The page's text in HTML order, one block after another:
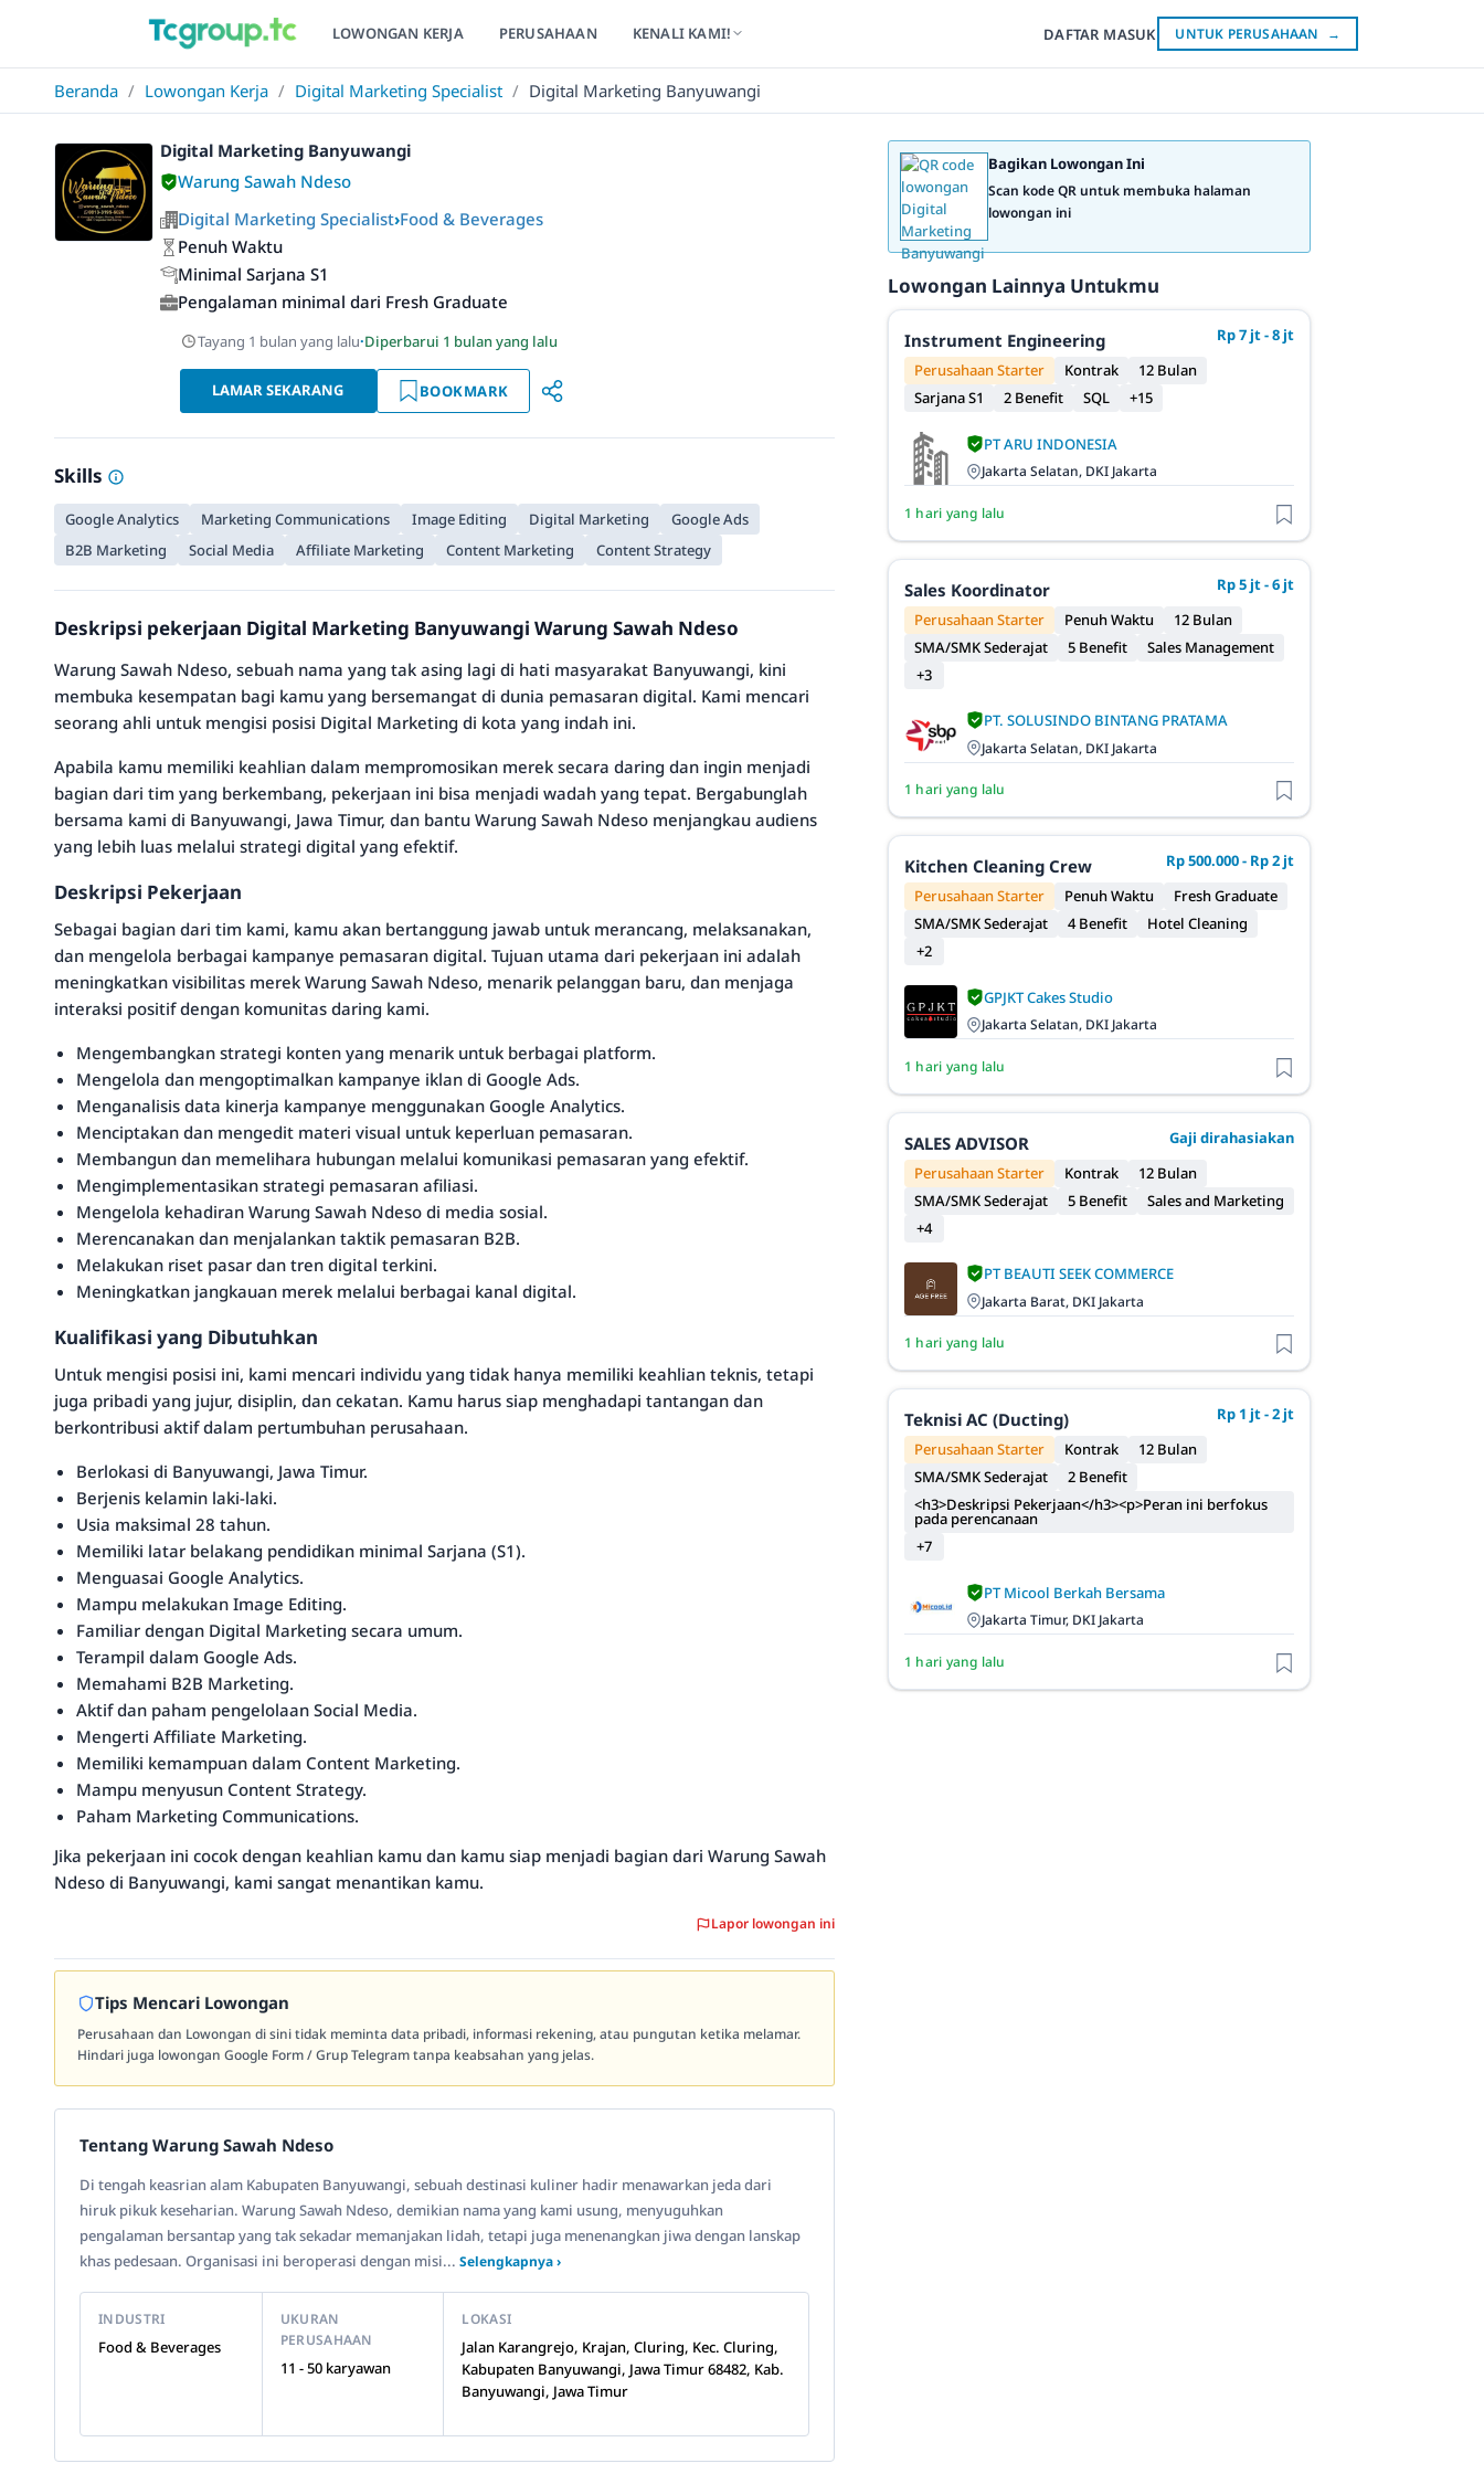
LOWONGAN KERJA PERUSAHAAN KENALI KAMI! DAFTAR MASUK UNTUK PERUSAHAAN →
Beranda / Lowongan Kerja / Digital Marketing Specialist / Digital Marketing Banyuwangi
Digital Marketing Banyuwangi
Warung Sawah Ndeso
Digital Marketing Specialist›Food & Beverages
Penuh Waktu
Minimal Sarjana S1
Pengalaman minimal dari Fresh Graduate
Tayang 1 bulan yang lalu·Diperbarui 1 bulan yang lalu
LAMAR SEKARANG BOOKMARK
Skills
Google Analytics Marketing Communications Image Editing Digital Marketing
Google Ads
B2B Marketing
Social Media Affiliate Marketing Content Marketing Content Strategy
Deskripsi pekerjaan Digital Marketing Banyuwangi Warung Sawah Ndeso
Warung Sawah Ndeso, sebuah nama yang tak asing lagi di hati masyarakat Banyuwangi, kini
membuka kesempatan bagi kamu yang bersemangat di dunia pemasaran digital. Kami mencari
seorang ahli untuk mengisi posisi Digital Marketing di kota yang indah ini.
Apabila kamu memiliki keahlian dalam mempromosikan merek secara daring dan ingin menjadi
bagian dari tim yang berkembang, pekerjaan ini bisa menjadi wadah yang tepat. Bergabunglah
bersama kami di Banyuwangi, Jawa Timur, dan bantu Warung Sawah Ndeso menjangkau audiens
yang lebih luas melalui strategi digital yang efektif.
Deskripsi Pekerjaan
Sebagai bagian dari tim kami, kamu akan bertanggung jawab untuk merancang, melaksanakan,
dan mengelola berbagai kampanye pemasaran digital. Tujuan utama dari pekerjaan ini adalah
meningkatkan visibilitas merek Warung Sawah Ndeso, menarik pelanggan baru, dan menjaga
interaksi positif dengan komunitas daring kami.
Mengembangkan strategi konten yang menarik untuk berbagai platform.
Mengelola dan mengoptimalkan kampanye iklan di Google Ads.
Menganalisis data kinerja kampanye menggunakan Google Analytics.
Menciptakan dan mengedit materi visual untuk keperluan pemasaran.
Membangun dan memelihara hubungan melalui komunikasi pemasaran yang efektif.
Mengimplementasikan strategi pemasaran afiliasi.
Mengelola kehadiran Warung Sawah Ndeso di media sosial.
Merencanakan dan menjalankan taktik pemasaran B2B.
Melakukan riset pasar dan tren digital terkini.
Meningkatkan jangkauan merek melalui berbagai kanal digital.
Kualifikasi yang Dibutuhkan
Untuk mengisi posisi ini, kami mencari individu yang tidak hanya memiliki keahlian teknis, tetapi
juga pribadi yang jujur, disiplin, dan cekatan. Kamu harus siap menghadapi tantangan dan
berkontribusi aktif dalam pertumbuhan perusahaan.
Berlokasi di Banyuwangi, Jawa Timur.
Berjenis kelamin laki-laki.
Usia maksimal 28 tahun.
Memiliki latar belakang pendidikan minimal Sarjana (S1).
Menguasai Google Analytics.
Mampu melakukan Image Editing.
Familiar dengan Digital Marketing secara umum.
Terampil dalam Google Ads.
Memahami B2B Marketing.
Aktif dan paham pengelolaan Social Media.
Mengerti Affiliate Marketing.
Memiliki kemampuan dalam Content Marketing.
Mampu menyusun Content Strategy.
Paham Marketing Communications.
Jika pekerjaan ini cocok dengan keahlian kamu dan kamu siap menjadi bagian dari Warung Sawah
Ndeso di Banyuwangi, kami sangat menantikan kamu.
Lapor lowongan ini
Tips Mencari Lowongan
Perusahaan dan Lowongan di sini tidak meminta data pribadi, informasi rekening, atau pungutan ketika melamar.
Hindari juga lowongan Google Form / Grup Telegram tanpa keabsahan yang jelas.
Tentang Warung Sawah Ndeso
Di tengah keasrian alam Kabupaten Banyuwangi, sebuah destinasi kuliner hadir menawarkan jeda dari
hiruk pikuk keseharian. Warung Sawah Ndeso, demikian nama yang kami usung, menyuguhkan
pengalaman bersantap yang tak sekadar memanjakan lidah, tetapi juga menenangkan jiwa dengan lanskap
khas pedesaan. Organisasi ini beroperasi dengan misi... Selengkapnya ›
INDUSTRI
Food & Beverages
UKURAN
PERUSAHAAN
11 - 50 karyawan
LOKASI
Jalan Karangrejo, Krajan, Cluring, Kec. Cluring,
Kabupaten Banyuwangi, Jawa Timur 68482, Kab.
Banyuwangi, Jawa Timur
Bagikan Lowongan Ini
Scan kode QR untuk membuka halaman
lowongan ini
Lowongan Lainnya Untukmu
Instrument Engineering
Rp 7 jt - 8 jt
Perusahaan Starter
Kontrak
12 Bulan
Sarjana S1
2 Benefit SQL +15
PT ARU INDONESIA
Jakarta Selatan, DKI Jakarta
1 hari yang lalu
Sales Koordinator
Rp 5 jt - 6 jt
Perusahaan Starter
Penuh Waktu
12 Bulan
SMA/SMK Sederajat
5 Benefit
Sales Management
+3
PT. SOLUSINDO BINTANG PRATAMA
Jakarta Selatan, DKI Jakarta
1 hari yang lalu
Kitchen Cleaning Crew
Rp 500.000 - Rp 2 jt
Perusahaan Starter
Penuh Waktu
Fresh Graduate
SMA/SMK Sederajat
4 Benefit
Hotel Cleaning
+2
GPJKT Cakes Studio
Jakarta Selatan, DKI Jakarta
1 hari yang lalu
SALES ADVISOR
Gaji dirahasiakan
Perusahaan Starter
Kontrak
12 Bulan
SMA/SMK Sederajat
5 Benefit
Sales and Marketing
+4
PT BEAUTI SEEK COMMERCE
Jakarta Barat, DKI Jakarta
1 hari yang lalu
Teknisi AC (Ducting)
Rp 1 jt - 2 jt
Perusahaan Starter
Kontrak
12 Bulan
SMA/SMK Sederajat
2 Benefit
<h3>Deskripsi Pekerjaan</h3><p>Peran ini berfokus
pada perencanaan
+7
PT Micool Berkah Bersama
Jakarta Timur, DKI Jakarta
1 hari yang lalu